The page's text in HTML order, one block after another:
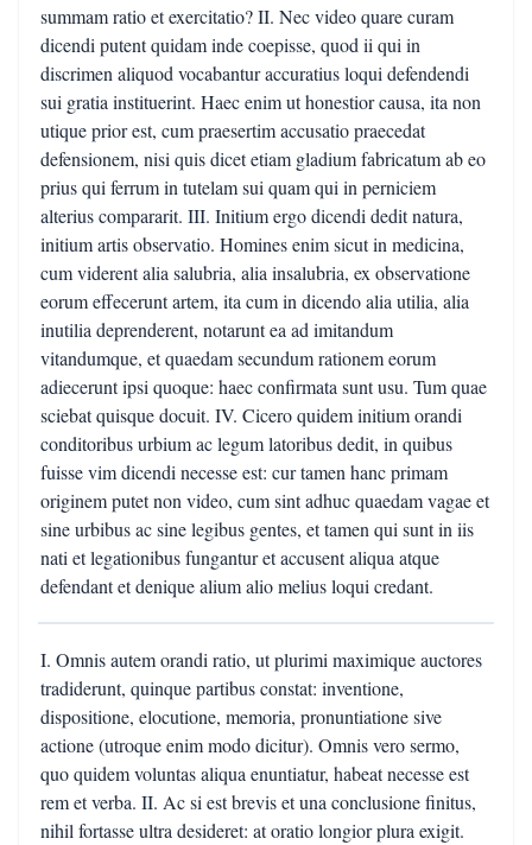
summam ratio et exercitatio? II. Nec video quare curam
dicendi putent quidam inde coepisse, quod ii qui in
discrimen aliquod vocabantur accuratius loqui defendendi
sui gratia instituerint. Haec enim ut honestior causa, ita non
utique prior est, cum praesertim accusatio praecedat
defensionem, nisi quis dicet etiam gladium fabricatum ab eo
prius qui ferrum in tutelam sui quam qui in perniciem
alterius compararit. III. Initium ergo dicendi dedit natura,
initium artis observatio. Homines enim sicut in medicina,
cum viderent alia salubria, alia insalubria, ex observatione
eorum effecerunt artem, ita cum in dicendo alia utilia, alia
inutilia deprenderent, notarunt ea ad imitandum
vitandumque, et quaedam secundum rationem eorum
adiecerunt ipsi quoque: haec confirmata sunt usu. Tum quae
sciebat quisque docuit. IV. Cicero quidem initium orandi
conditoribus urbium ac legum latoribus dedit, in quibus
fuisse vim dicendi necesse est: cur tamen hanc primam
originem putet non video, cum sint adhuc quaedam vagae et
sine urbibus ac sine legibus gentes, et tamen qui sunt in iis
nati et legationibus fungantur et accusent aliqua atque
defendant et denique alium alio melius loqui credant.
I. Omnis autem orandi ratio, ut plurimi maximique auctores
tradiderunt, quinque partibus constat: inventione,
dispositione, elocutione, memoria, pronuntiatione sive
actione (utroque enim modo dicitur). Omnis vero sermo,
quo quidem voluntas aliqua enuntiatur, habeat necesse est
rem et verba. II. Ac si est brevis et una conclusione finitus,
nihil fortasse ultra desideret: at oratio longior plura exigit.